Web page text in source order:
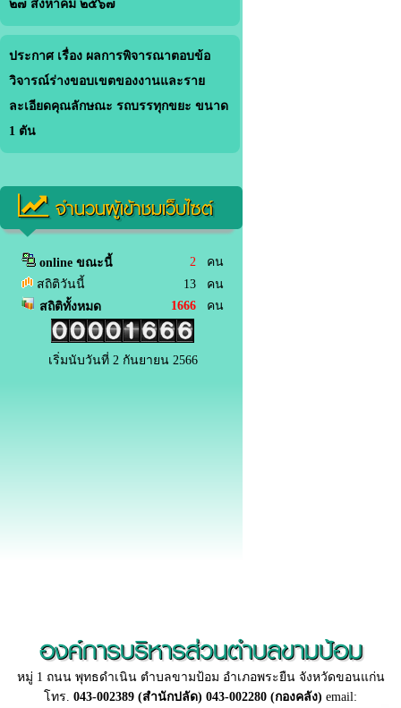
๒๗ สิงหาคม ๒๕๖๗
ประกาศ เรื่อง ผลการพิจารณาตอบข้อ
วิจารณ์ร่างขอบเขตของงานและราย
ละเอียดคุณลักษณะ รถบรรทุกขยะ ขนาด
1 ตัน
จำนวนผู้เข้าชมเว็บไซต์
online ขณะนี้ 2 คน
สถิติวันนี้
13 คน
สถิติทั้งหมด
1666 คน
เริ่มนับวันที่ 2 กันยายน 2566
องค์การบริหารส่วนตำบลขามป้อม
หมู่ 1 ถนน พุทธดำเนิน ตำบลขามป้อม อำเภอพระยืน จังหวัดขอนแก่น
โทร. 043-002389 (สำนักปลัด) 043-002280 (กองคลัง) email: